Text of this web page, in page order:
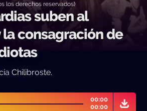
los derechos reservados)
suben al
la consagración de
Chilibroste.
00:00
00:00